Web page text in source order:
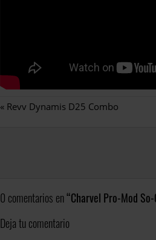
« Revv Dynamis D25 Combo
0 comentarios en Charvel Pro-Mod
Deja tu comentario